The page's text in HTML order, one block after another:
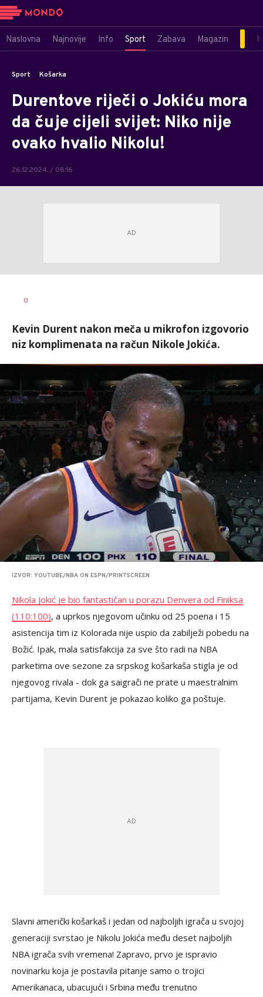
Naslovna Najnovije Info Sport Zabava Magazin
Sport Košarka
Durentove riječi o Jokiću mora
da čuje cijeli svijet: Niko nije
ovako hvalio Nikolu!
26.12.2024. / 08:16
AUTOR
0
Kevin Durent nakon meča u mikrofon izgovorio
niz komplimenata na račun Nikole Jokića.
IZVOR: YOUTUBE/NBA ON ESPN/PRINTSCREEN
Nikola Jokić je bio fantastičan u porazu Denvera od Finiksa
(110:100), a uprkos njegovom učinku od 25 poena i 15
asistencija tim iz Kolorada nije uspio da zabilježi pobedu na
Božić. Ipak, mala satisfakcija za sve što radi na NBA
parketima ove sezone za srpskog košarkaša stigla je od
njegovog rivala - dok ga saigrači ne prate u maestralnim
partijama, Kevin Durent je pokazao koliko ga poštuje.
Slavni američki košarkaš i jedan od najboljih igrača u svojoj
generaciji svrstao je Nikolu Jokića među deset najboljih
NBA igrača svih vremena! Zapravo, prvo je ispravio
novinarku koja je postavila pitanje samo o trojici
Amerikanaca, ubacujući i Srbina među trenutno